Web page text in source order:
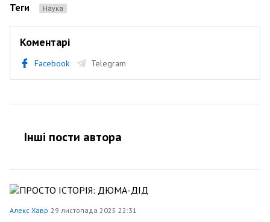
Теги Наука
Коментарі
Facebook Telegram
Інші пости автора
Алекс Хавр 29 листопада 2025 22:31